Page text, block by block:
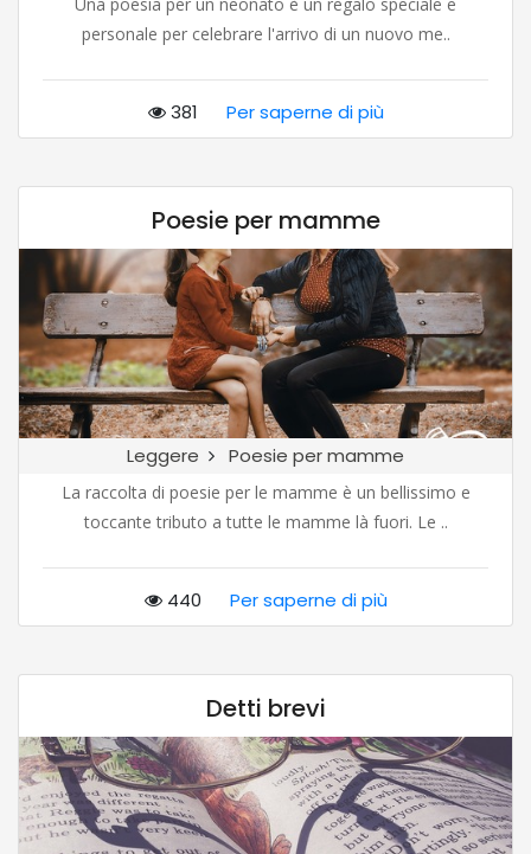
personale per celebrare l'arrivo di un nuovo me..
381 Per saperne di più
Poesie per mamme
Leggere Poesie per mamme
La raccolta di poesie per le mamme è un bellissimo e
toccante tributo a tutte le mamme là fuori. Le ..
440 Per saperne di più
Detti brevi